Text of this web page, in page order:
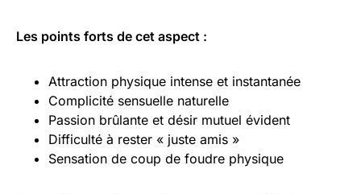
Les points forts de cet aspect :
Attraction physique intense et instantanée
Complicité sensuelle naturelle
Passion brûlante et désir mutuel évident
Difficulté à rester « juste amis »
Sensation de coup de foudre physique